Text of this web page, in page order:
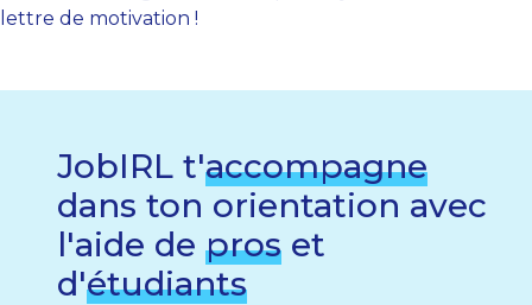
lettre de motivation !
JobIRL t'accompagne
dans ton orientation avec
l'aide de pros et
d'étudiants